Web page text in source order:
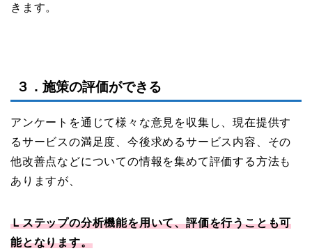
きます。
３．施策の評価ができる
アンケートを通じて様々な意見を収集し、現在提供す
るサービスの満足度、今後求めるサービス内容、その
他改善点などについての情報を集めて評価する方法も
ありますが、
Ｌステップの分析機能を用いて、評価を行うことも可
能となります。